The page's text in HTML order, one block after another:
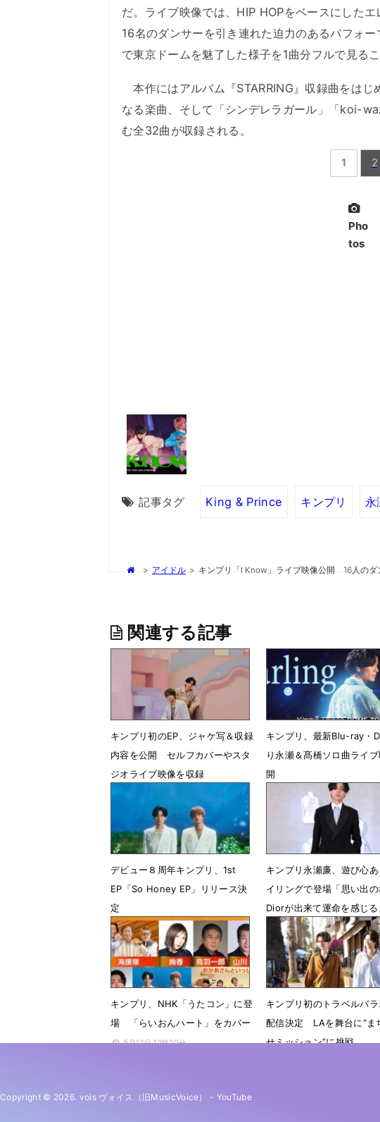
だ。ライブ映像では、HIP HOPをベースにしたエ
16名のダンサーを引き連れた迫力のあるパフォ
で東京ドームを魅了した様子を1曲分フルで見るこ
本作にはアルバム『STARRING』収録曲をはじ
なる楽曲、そして「シンデレラガール」「koi-
む全32曲が収録される。
1 2
Pho
tos
記事タグ King & Prince キンプリ 永
> アイドル > キンプリ「I Know」ライブ映像公開 16人のダ
関連する記事
キンプリ初のEP、ジャケ写＆収録
内容を公開 セルフカバーやスタ
ジオライブ映像を収録
キンプリ、最新Blu-ray・
り永瀬＆髙橋ソロ曲ライ
開
6月5日 23時17分
デビュー８周年キンプリ、1st
EP「So Honey EP」リリース決
定
5月23日 12時04分
キンプリ永瀬廉、遊び心あ
イリングで登場「思い出の
Diorが出来て運命を感じる
5月18日 22時16分
キンプリ、NHK「うたコン」に登
場 「らいおんハート」をカバー
5月12日 12時20分
キンプリ初のトラベルバラ
配信決定 LAを舞台に“ま
せミッション”に挑戦
Copyright © 2026. vois ヴォイス（旧MusicVoice） - YouTube